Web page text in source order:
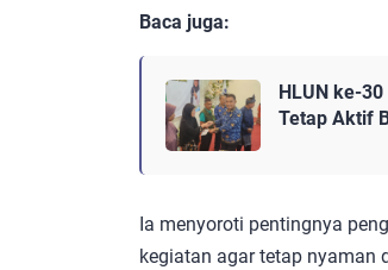
Baca juga:
HLUN ke-
Tetap Aktif
Ia menyoroti pentingnya
kegiatan agar tetap nyaman